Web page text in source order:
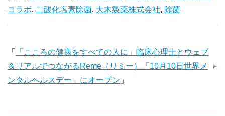
コラボ, 二酸化塩素除菌, 大木製薬株式会社, 除菌
「
「こころの健康をすべての人に」臨床心理士とウェブ
＆リアルでつながるReme（リミー）「10月10日世界メ
ンタルヘルスデー」にオープン 」